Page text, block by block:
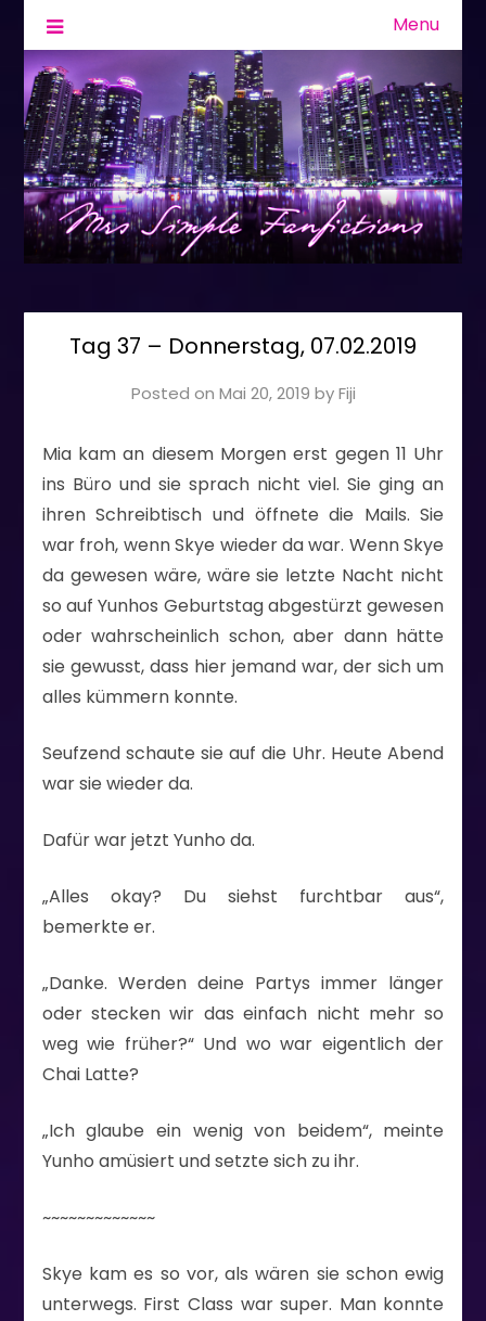
Mrs Simple
Fanfiction & Geschichten Menu
Tag 37 – Donnerstag, 07.02.2019
Posted on Mai 20, 2019 byFiji
Mia kam an diesem Morgen erst gegen 11 Uhr
ins Büro und sie sprach nicht viel. Sie ging an
ihren Schreibtisch und öffnete die Mails. Sie
war froh, wenn Skye wieder da war. Wenn Skye
da gewesen wäre, wäre sie letzte Nacht nicht
so auf Yunhos Geburtstag abgestürzt gewesen
oder wahrscheinlich schon, aber dann hätte
sie gewusst, dass hier jemand war, der sich um
alles kümmern konnte.
Seufzend schaute sie auf die Uhr. Heute Abend
war sie wieder da.
Dafür war jetzt Yunho da.
„Alles okay? Du siehst furchtbar aus“,
bemerkte er.
„Danke. Werden deine Partys immer länger
oder stecken wir das einfach nicht mehr so
weg wie früher?“ Und wo war eigentlich der
Chai Latte?
„Ich glaube ein wenig von beidem“, meinte
Yunho amüsiert und setzte sich zu ihr.
~~~~~~~~~~~~~
Skye kam es so vor, als wären sie schon ewig
unterwegs. First Class war super. Man konnte